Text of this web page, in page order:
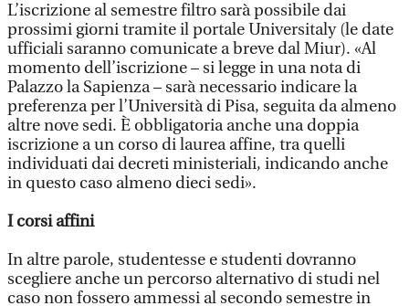
L’iscrizione al semestre filtro sarà possibile dai
prossimi giorni tramite il portale Universitaly (le date
ufficiali saranno comunicate a breve dal Miur). «Al
momento dell’iscrizione – si legge in una nota di
Palazzo la Sapienza – sarà necessario indicare la
preferenza per l’Università di Pisa, seguita da almeno
altre nove sedi. È obbligatoria anche una doppia
iscrizione a un corso di laurea affine, tra quelli
individuati dai decreti ministeriali, indicando anche
in questo caso almeno dieci sedi».
I corsi affini
In altre parole, studentesse e studenti dovranno
scegliere anche un percorso alternativo di studi nel
caso non fossero ammessi al secondo semestre in